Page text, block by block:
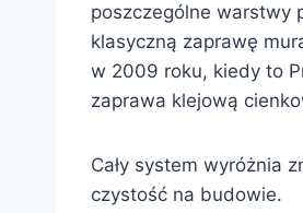
poszczególne warstwy
klasyczną zaprawę
w 2009 roku, kiedy to
zaprawa klejową
Cały system wyróżnia
czystość na budowie.